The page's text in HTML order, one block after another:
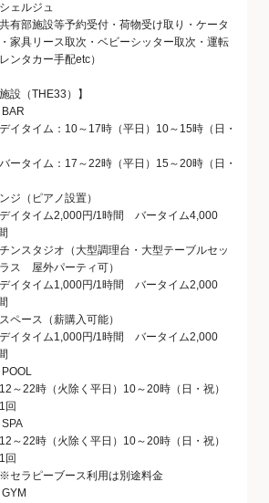
ェルジュ
部施設等予約受付・荷物受け取り・ケータ
家具リース取次・ベビーシッター取次・運転
ンタカー手配etc）
設（THE33）】
BAR
イム：10～17時（平日）10～15時（日・
イム：17～22時（平日）15～20時（日・
ジ（ピアノ設置）
イム2,000円/1時間 バータイム4,000
チンスタジオ（大型調理台・大型テーブルセッ
ス 屋外パーティ可）
イム1,000円/1時間 バータイム2,000
ペース（薪購入可能）
イム1,000円/1時間 バータイム2,000
POOL
時（火除く平日）10～20時（日・祝）
回
SPA
時（火除く平日）10～20時（日・祝）
回
ピーブース利用は別途料金
GYM